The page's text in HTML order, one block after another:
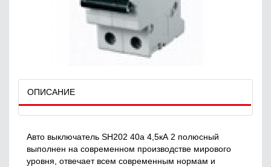
ОПИСАНИЕ
Авто выключатель SH202 40a 4,5кА 2 полюсный
выполнен на современном производстве мирового
уровня, отвечает всем современным нормам и